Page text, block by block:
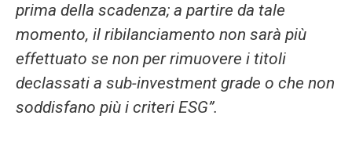
prima della scadenza; a partire da tale
momento, il ribilanciamento non sarà più
effettuato se non per rimuovere i titoli
declassati a sub-investment grade o che non
soddisfano più i criteri ESG”.